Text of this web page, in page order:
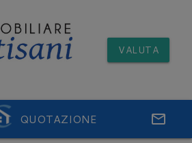
VALUTA
QUOTAZIONE email